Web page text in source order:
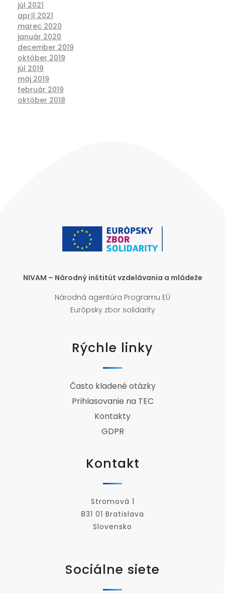
júl 2021
apríl 2021
marec 2020
január 2020
december 2019
október 2019
júl 2019
máj 2019
február 2019
október 2018
NIVAM – Národný inštitút vzdelávania a mládeže
Národná agentúra Programu EÚ
Európsky zbor solidarity
Rýchle linky
Často kladené otázky
Prihlasovanie na TEC
Kontakty
GDPR
Kontakt
Stromová 1
831 01 Bratislava
Slovensko
Sociálne siete